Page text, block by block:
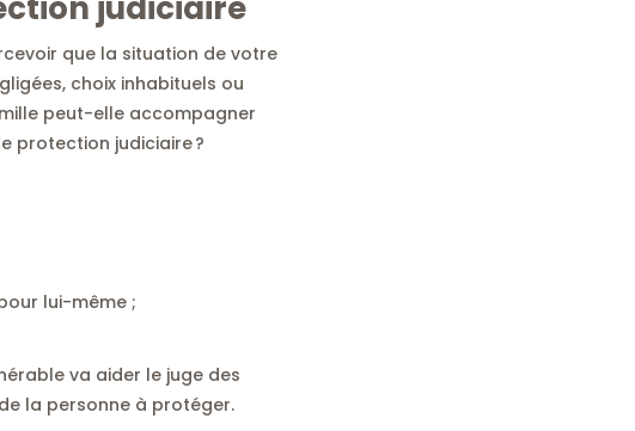
que la situation de votre
choix inhabituels ou
peut-elle accompagner
protection judiciaire ?
lui-même ;
va aider le juge des
la personne à protéger.